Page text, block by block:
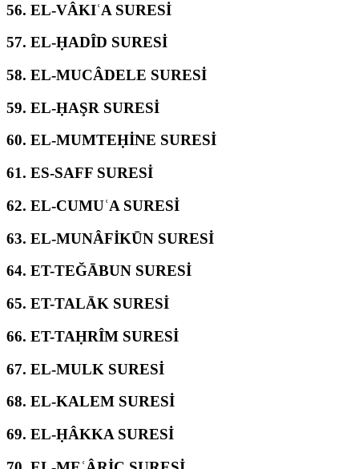
56. EL-VÂKIʿA SURESİ
57. EL-ḤADÎD SURESİ
58. EL-MUCÂDELE SURESİ
59. EL-ḤAŞR SURESİ
60. EL-MUMTEḤİNE SURESİ
61. ES-SAFF SURESİ
62. EL-CUMUʿA SURESİ
63. EL-MUNÂFİKŪN SURESİ
64. ET-TEĞĀBUN SURESİ
65. ET-TALĀK SURESİ
66. ET-TAḤRÎM SURESİ
67. EL-MULK SURESİ
68. EL-KALEM SURESİ
69. EL-ḤÂKKA SURESİ